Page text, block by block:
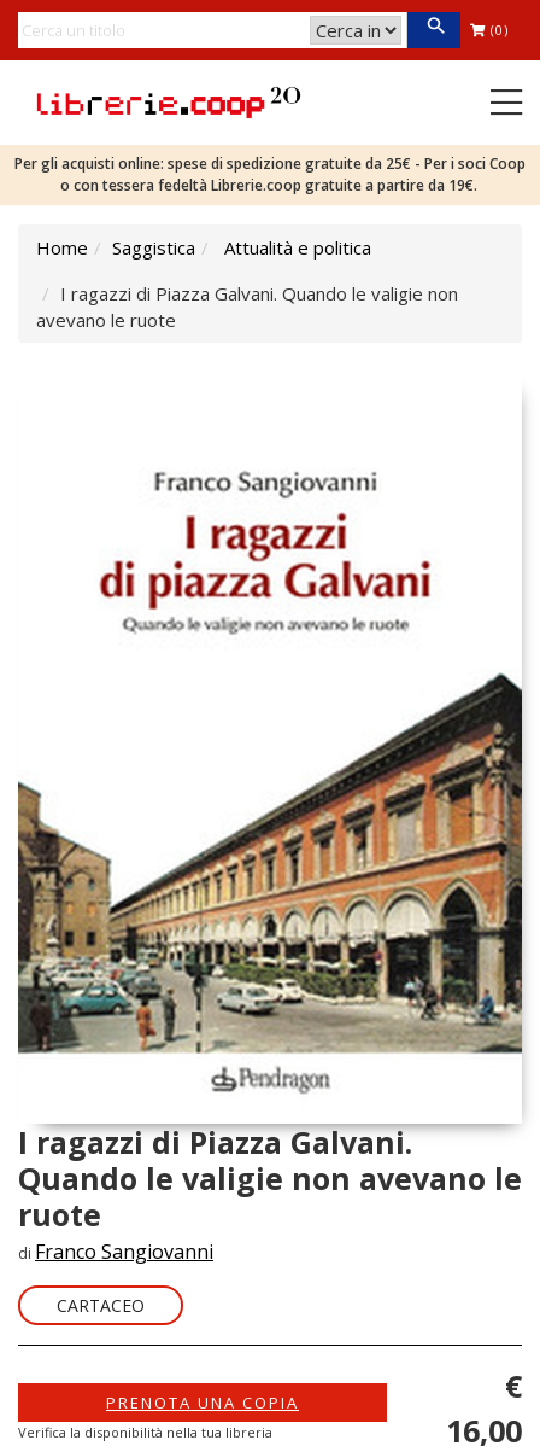
(0)
Per gli acquisti online: spese di spedizione gratuite da 25€ - Per i soci Coop
o con tessera fedeltà Librerie.coop gratuite a partire da 19€.
Home Saggistica
Attualità e politica
I ragazzi di Piazza Galvani. Quando le valigie non
avevano le ruote
I ragazzi di Piazza Galvani.
Quando le valigie non avevano le
ruote
di Franco Sangiovanni
CARTACEO
PRENOTA UNA COPIA
Verifica la disponibilità nella tua libreria
€
16,00